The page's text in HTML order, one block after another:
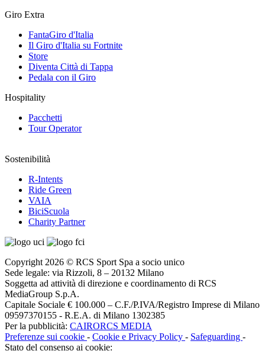
Giro Extra
FantaGiro d'Italia
Il Giro d'Italia su Fortnite
Store
Diventa Città di Tappa
Pedala con il Giro
Hospitality
Pacchetti
Tour Operator
Sostenibilità
R-Intents
Ride Green
VAIA
BiciScuola
Charity Partner
Copyright 2026 © RCS Sport Spa a socio unico
Sede legale: via Rizzoli, 8 – 20132 Milano
Soggetta ad attività di direzione e coordinamento di RCS
MediaGroup S.p.A.
Capitale Sociale € 100.000 – C.F./P.IVA/Registro Imprese di Milano
09597370155 - R.E.A. di Milano 1302385
Per la pubblicità: CAIRORCS MEDIA
Preferenze sui cookie - Cookie e Privacy Policy - Safeguarding -
Stato del consenso ai cookie: